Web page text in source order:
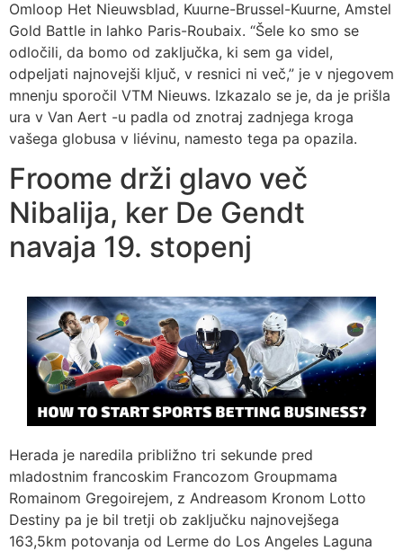
Omloop Het Nieuwsblad, Kuurne-Brussel-Kuurne, Amstel
Gold Battle in lahko Paris-Roubaix. “Šele ko smo se
odločili, da bomo od zaključka, ki sem ga videl,
odpeljati najnovejši ključ, v resnici ni več,” je v njegovem
mnenju sporočil VTM Nieuws. Izkazalo se je, da je prišla
ura v Van Aert -u padla od znotraj zadnjega kroga
vašega globusa v liévinu, namesto tega pa opazila.
Froome drži glavo več
Nibalija, ker De Gendt
navaja 19. stopenj
Herada je naredila približno tri sekunde pred
mladostnim francoskim Francozom Groupmama
Romainom Gregoirejem, z Andreasom Kronom Lotto
Destiny pa je bil tretji ob zaključku najnovejšega
163,5km potovanja od Lerme do Los Angeles Laguna